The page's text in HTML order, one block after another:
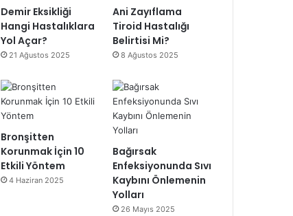
Demir Eksikliği
Hangi Hastalıklara
Yol Açar?
21 Ağustos 2025
Ani Zayıflama
Tiroid Hastalığı
Belirtisi Mi?
8 Ağustos 2025
Bronşitten
Korunmak İçin 10
Etkili Yöntem
4 Haziran 2025
Bağırsak
Enfeksiyonunda Sıvı
Kaybını Önlemenin
Yolları
26 Mayıs 2025